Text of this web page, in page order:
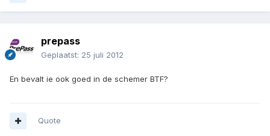
prepass
Geplaatst: 25 juli 2012
En bevalt ie ook goed in de schemer BTF?
Quote